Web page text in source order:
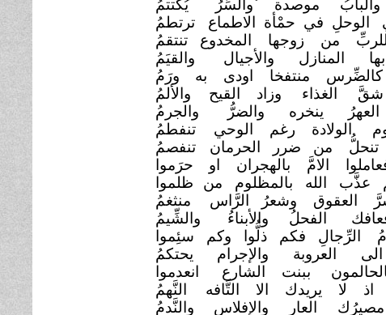
والبابُ موصدة ٌوالسِّرُ
يُكتتمُ
الوحلِ في حمْأة الاطماع
ترتطمُ
للربِّ من زوجها المخدوع تنتقمُ
بها المنازل والأجيال
والقيَمُ
كالضِّرس منتفخا اودى به
ورَمُ
شقَّ الغذاء وزاد القيح
والألمُ
العهرُ ينخره والضرُّ
والجرمُ
الولادة رغم الوحي تنفطمُ
تنحلُّ من ضرر الحرمان تنفصمُ
الامَّ بالهجران او
حرَموا
عذَّب الله بالمظلوم من
ظلموا
العقوق وشعرُ الرَّاس
منثغمُ
الفحلُ والأبناءُ
والشِّيمُ
الرِّجالِ فكم ذلُّوا وكم سئِموا
الى العروبة والإجرام
يحتكمُ
ببنت الشارع
انعدموا
اذ لا يريدك الا التَّافه
النَّهمُ
مصيرُك العار والإفلاس
والنَّدمُ